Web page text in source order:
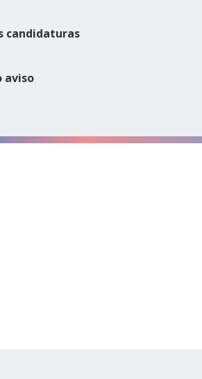
candidaturas
aviso